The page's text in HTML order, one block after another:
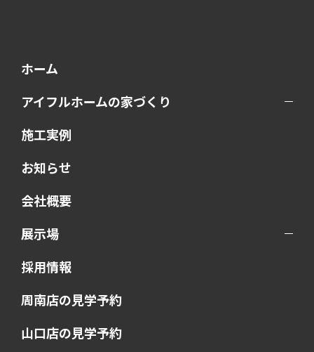
ホーム
アイフルホームの家づくり
施工実例
お知らせ
会社概要
展示場
採用情報
周南店の見学予約
山口店の見学予約